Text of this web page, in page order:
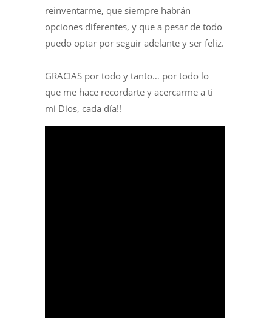
reinventarme, que siempre habrán
opciones diferentes, y que a pesar de todo
puedo optar por seguir adelante y ser feliz.
GRACIAS por todo y tanto… por todo lo
que me hace recordarte y acercarme a ti
mi Dios, cada día!!